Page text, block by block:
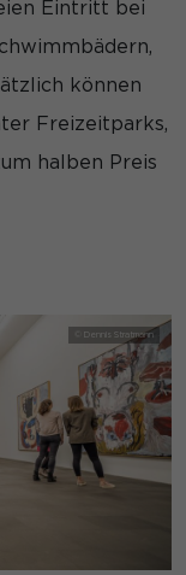
Eintritt bei
können
Freizeitparks,
halben Preis